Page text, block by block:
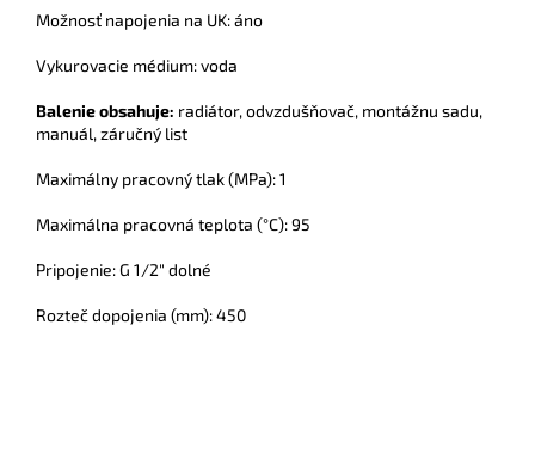
Možnosť napojenia na UK: áno
Vykurovacie médium: voda
Balenie obsahuje: radiátor, odvzdušňovač, montážnu sadu,
manuál, záručný list
Maximálny pracovný tlak (MPa): 1
Maximálna pracovná teplota (°C): 95
Pripojenie: G 1/2" dolné
Rozteč dopojenia (mm): 450